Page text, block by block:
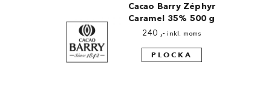
Cacao Barry Zéphyr
Caramel 35% 500 g
240 ,- inkl. moms
PLOCKA